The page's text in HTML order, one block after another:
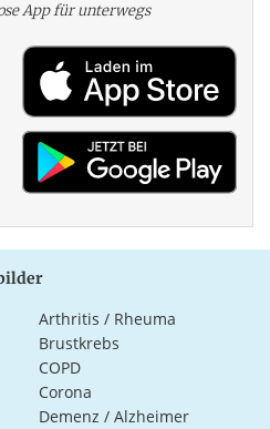
App für unterwegs
Arthritis / Rheuma
Brustkrebs
COPD
Corona
Demenz / Alzheimer